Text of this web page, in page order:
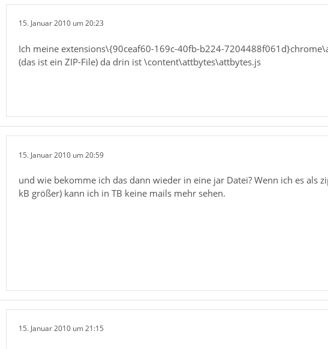
15. Januar 2010 um 20:23
Ich meine extensions\{90ceaf60-169c-40fb-b224-
(das ist ein ZIP-File) da drin ist \content\attbytes\attbytes.js
15. Januar 2010 um 20:59
und wie bekomme ich das dann wieder in eine jar Datei? Wenn ich es als
kB größer) kann ich in TB keine mails mehr sehen.
15. Januar 2010 um 21:15